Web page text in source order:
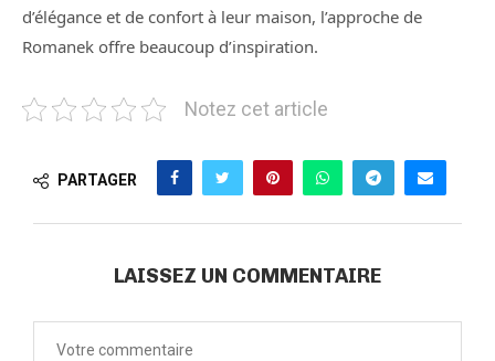
d’élégance et de confort à leur maison, l’approche de
Romanek offre beaucoup d’inspiration.
Notez cet article
PARTAGER
LAISSEZ UN COMMENTAIRE